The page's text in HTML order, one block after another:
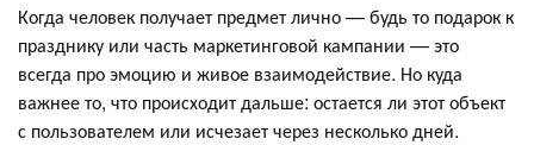
Когда человек получает предмет лично — будь то подарок к
празднику или часть маркетинговой кампании — это
всегда про эмоцию и живое взаимодействие. Но куда
важнее то, что происходит дальше: остается ли этот объект
с пользователем или исчезает через несколько дней.